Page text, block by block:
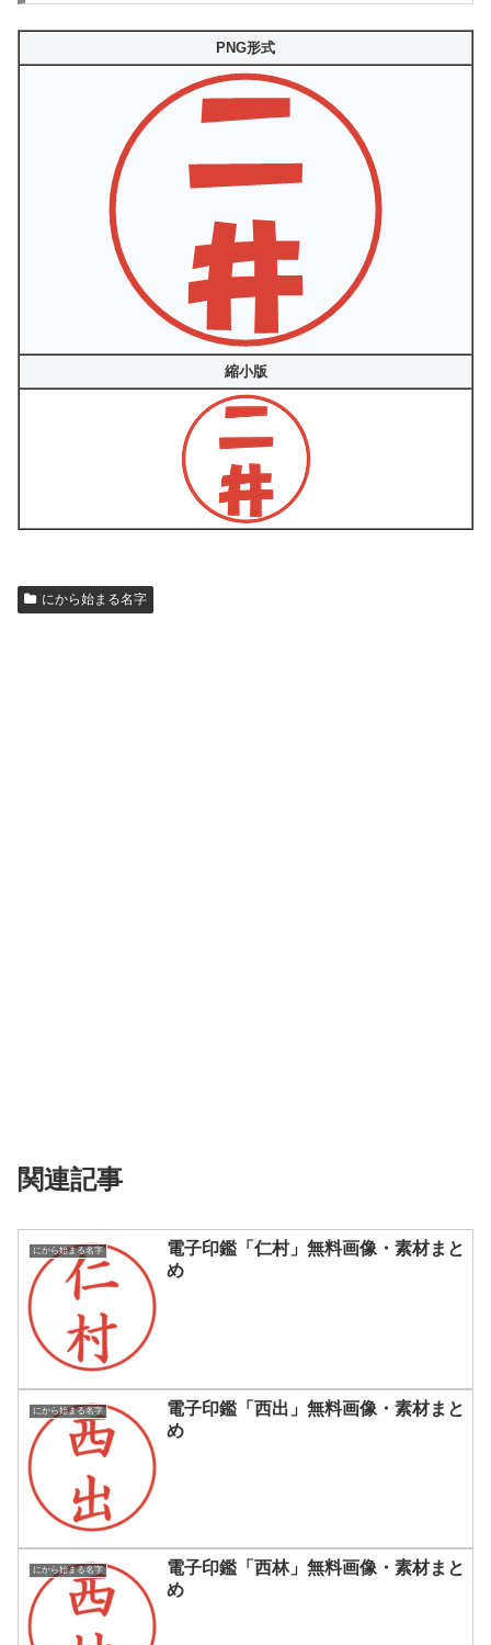
PNG形式
縮小版
にから始まる名字
関連記事
にから始まる名字
電子印鑑「仁村」無料画像・素材まと
め
にから始まる名字
電子印鑑「西出」無料画像・素材まと
め
にから始まる名字
電子印鑑「西林」無料画像・素材まと
め